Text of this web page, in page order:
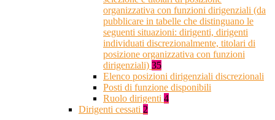
organizzativa con funzioni dirigenziali (da
pubblicare in tabelle che distinguano le
seguenti situazioni: dirigenti, dirigenti
individuati discrezionalmente, titolari di
posizione organizzativa con funzioni
dirigenziali) 35
Elenco posizioni dirigenziali discrezionali
Posti di funzione disponibili
Ruolo dirigenti 4
Dirigenti cessati 2